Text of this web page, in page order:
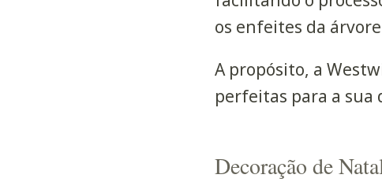
os enfeites da
A propósito, a
perfeitas para a sua
Decoração de